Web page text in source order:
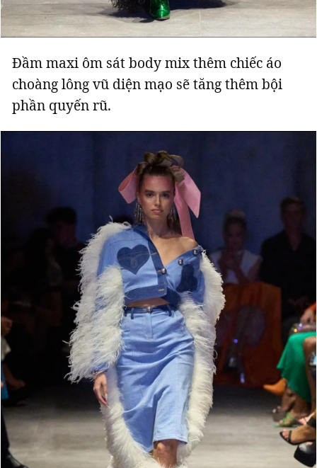
Đầm maxi ôm sát body mix thêm chiếc áo
choàng lông vũ diện mạo sẽ tăng thêm bội
phần quyến rũ.